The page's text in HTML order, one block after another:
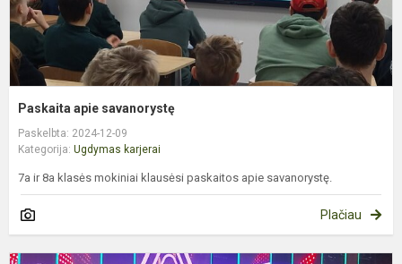
Paskaita apie savanorystę
Paskelbta: 2024-12-09
Kategorija: Ugdymas karjerai
7a ir 8a klasės mokiniai klausėsi paskaitos apie savanorystę.
Plačiau